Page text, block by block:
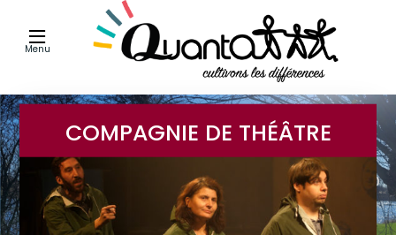
Menu
COMPAGNIE DE THÉÂTRE